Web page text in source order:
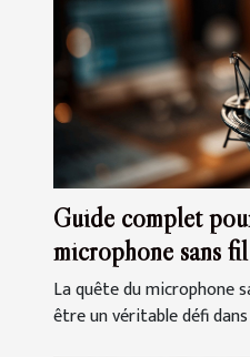
Guide complet
microphone sans
La quête du microphone
être un véritable défi